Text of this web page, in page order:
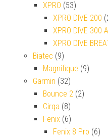
XPRO (53)
XPRO DIVE 200
XPRO DIVE 300
XPRO DIVE
Biatec (9)
Magnifique (9)
Garmin (32)
Bounce 2 (2)
Cirqa (8)
Fenix (6)
Fenix 8 Pro (6)